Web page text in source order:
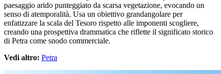
paesaggio arido punteggiato da scarsa vegetazione, evocando un
senso di atemporalità. Usa un obiettivo grandangolare per
enfatizzare la scala del Tesoro rispetto alle imponenti scogliere,
creando una prospettiva drammatica che riflette il significato storico
di Petra come snodo commerciale.
Vedi altro: Petra